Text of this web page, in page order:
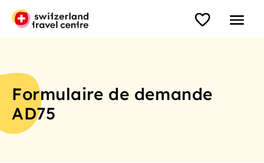
Formulaire de demande
AD75